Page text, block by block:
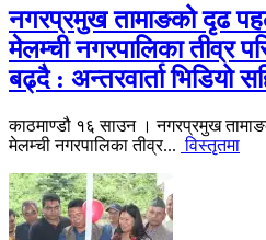
नगरप्रमुख तामाङको दृढ
मेलम्ची नगरपालिका तीव्र
बढ्दै : अन्तरवार्ता भिडियो
काठमाण्डौ १६ साउन । नगरप्रमुख
मेलम्ची नगरपालिका तीव्र... विस्तृतमा